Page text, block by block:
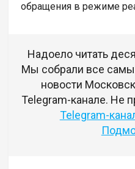
обращения в режиме
Надоело читать
Мы собрали все
новости
Telegram-канале. Не
Telegram-